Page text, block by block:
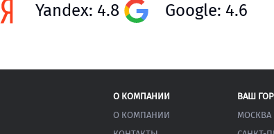
Yandex: 4.8 Google: 4.6
О КОМПАНИИ
О КОМПАНИИ
ВАШ
МОСКВА